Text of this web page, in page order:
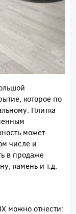
которое по
Плитка
может
числе и
в продаже
камень и т.д.
можно отнести: